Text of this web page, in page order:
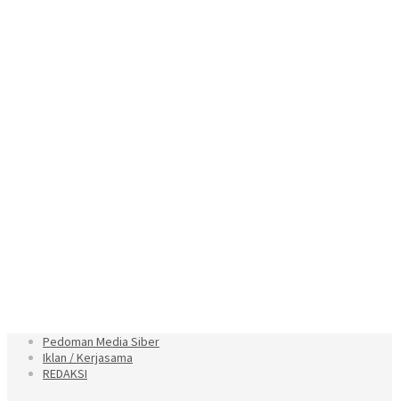
Pedoman Media Siber
Iklan / Kerjasama
REDAKSI